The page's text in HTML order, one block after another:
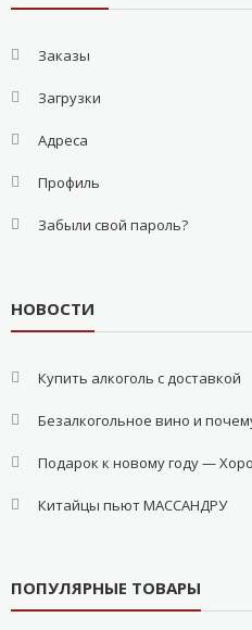
Заказы
Загрузки
Адреса
Профиль
Забыли свой пароль?
НОВОСТИ
Купить алкоголь с доставкой
Безалкогольное вино и
Подарок к новому году —
Китайцы пьют МАССАНДРУ
ПОПУЛЯРНЫЕ ТОВАРЫ